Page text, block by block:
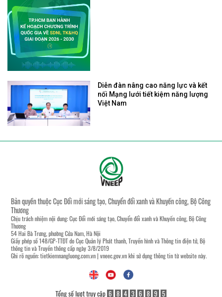
Diễn đàn nâng cao năng lực và kết
nối Mạng lưới tiết kiệm năng lượng
Việt Nam
Bản quyền thuộc Cục Đổi mới sáng tạo, Chuyển đổi xanh và Khuyến công, Bộ Công
Thương
Chịu trách nhiệm nội dung: Cục Đổi mới sáng tạo, Chuyển đổi xanh và Khuyến công, Bộ Công
Thương
54 Hai Bà Trưng, phường Cửa Nam, Hà Nội
Giấy phép số 148/GP-TTĐT do Cục Quản lý Phát thanh, Truyền hình và Thông tin điện tử, Bộ
thông tin và Truyền thông cấp ngày 3/8/2019
Ghi rõ nguồn:tietkiemnangluong.com.vn| vneec.gov.vnkhi sử dụng thông tin từ website này.
Tổng số lượt truy cập 6 8 4 3 6 8 9 5